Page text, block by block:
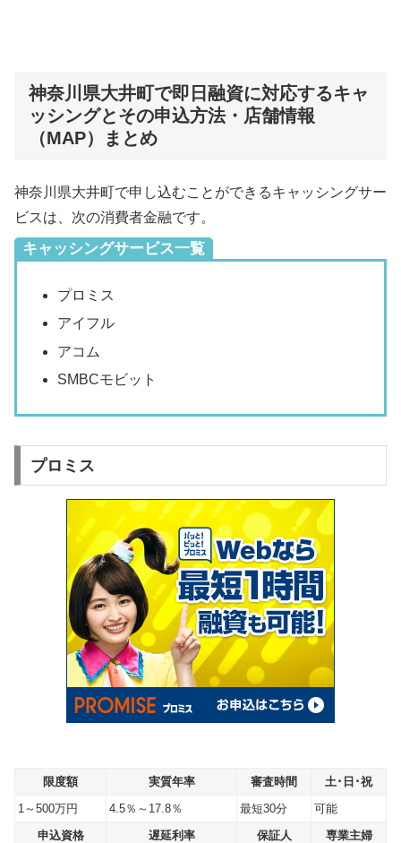
神奈川県大井町で即日融資に対応するキャ
ッシングとその申込方法・店舗情報
（MAP）まとめ
神奈川県大井町で申し込むことができるキャッシングサー
ビスは、次の消費者金融です。
キャッシングサービス一覧
プロミス
アイフル
アコム
SMBCモビット
プロミス
限度額 実質年率 審査時間
土･日･祝
1～500万円
4.5％～17.8％ 最短30分
可能
申込資格
遅延利率 保証人 専業主婦